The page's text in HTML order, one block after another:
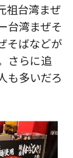
祖台湾まぜ
台湾まぜそ
そばなどが
さらに追
も多いだろ